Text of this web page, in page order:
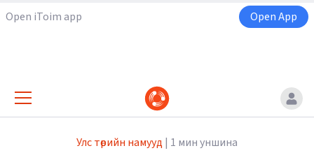
Open iToim app Open App
Улс төрийн намууд | 1 мин уншина